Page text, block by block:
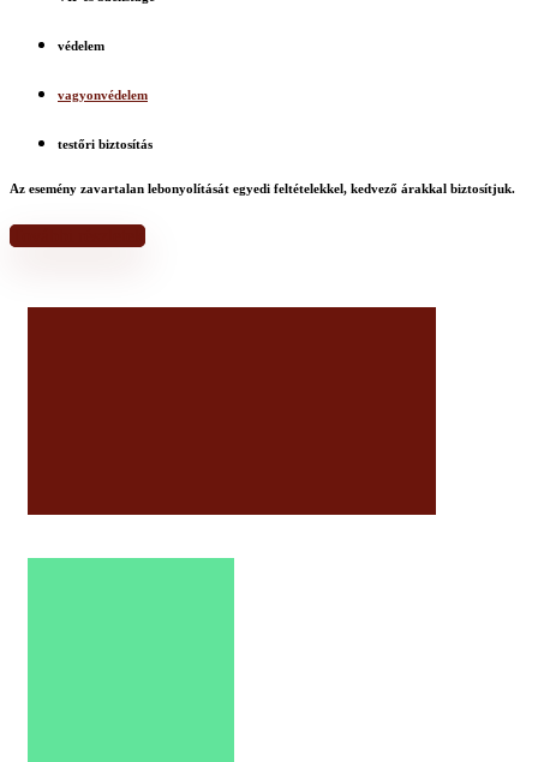
védelem
vagyonvédelem
testőri biztosítás
Az esemény zavartalan lebonyolítását egyedi feltételekkel, kedvező árakkal biztosítjuk.